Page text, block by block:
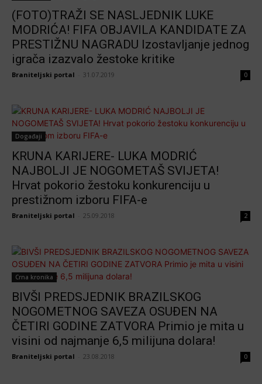
(FOTO)TRAŽI SE NASLJEDNIK LUKE
MODRIĆA! FIFA OBJAVILA KANDIDATE ZA
PRESTIŽNU NAGRADU Izostavljanje jednog
igrača izazvalo žestoke kritike
Braniteljski portal 31.07.2019 0
Događaji
KRUNA KARIJERE- LUKA MODRIĆ
NAJBOLJI JE NOGOMETAŠ SVIJETA!
Hrvat pokorio žestoku konkurenciju u
prestižnom izboru FIFA-e
Braniteljski portal 25.09.2018 2
Crna kronika
BIVŠI PREDSJEDNIK BRAZILSKOG
NOGOMETNOG SAVEZA OSUĐEN NA
ČETIRI GODINE ZATVORA Primio je mita u
visini od najmanje 6,5 milijuna dolara!
Braniteljski portal 23.08.2018 0